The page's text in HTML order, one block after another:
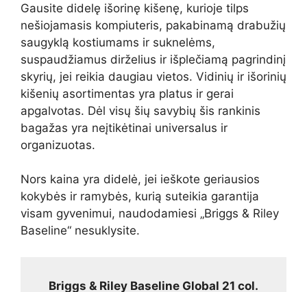
Gausite didelę išorinę kišenę, kurioje tilps
nešiojamasis kompiuteris, pakabinamą drabužių
saugyklą kostiumams ir suknelėms,
suspaudžiamus dirželius ir išplečiamą pagrindinį
skyrių, jei reikia daugiau vietos. Vidinių ir išorinių
kišenių asortimentas yra platus ir gerai
apgalvotas. Dėl visų šių savybių šis rankinis
bagažas yra neįtikėtinai universalus ir
organizuotas.
Nors kaina yra didelė, jei ieškote geriausios
kokybės ir ramybės, kurią suteikia garantija
visam gyvenimui, naudodamiesi „Briggs & Riley
Baseline“ nesuklysite.
Briggs & Riley Baseline Global 21 col.